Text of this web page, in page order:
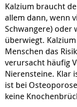
Kalzium braucht
allem dann, wenn
Schwangere) oder
überwiegt.
Menschen das
verursacht häufig
Nierensteine. Klar
ist bei
keine